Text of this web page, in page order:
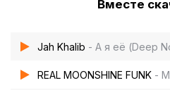
Вместе
Jah Khalib - А я её (Deep
REAL MOONSHINE FUNK -